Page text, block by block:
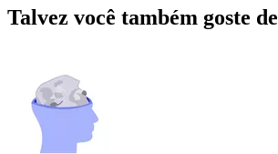
Talvez você também goste de